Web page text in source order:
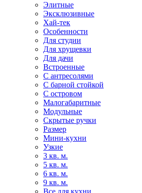
Элитные
Эксклюзивные
Хай-тек
Особенности
Для студии
Для хрущевки
Для дачи
Встроенные
С антресолями
С барной стойкой
С островом
Малогабаритные
Модульные
Скрытые ручки
Размер
Мини-кухни
Узкие
3 кв. м.
5 кв. м.
6 кв. м.
9 кв. м.
Все для кухни